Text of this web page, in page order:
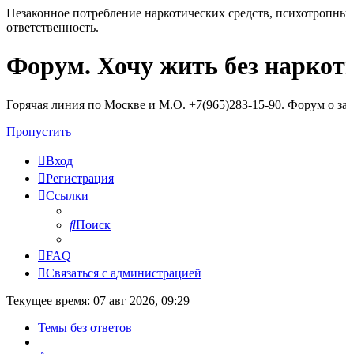
Незаконное потребление наркотических средств,
ответственность.
Регистрация
Форум. Хочу жить без
Горячая линия по Москве и М.О. +7(965)283-15-90. Форум о
Пропустить
Вход
Регистрация
Ссылки
Поиск
FAQ
Связаться с администрацией
Текущее время: 07 авг 2026, 09:29
Темы без ответов
|